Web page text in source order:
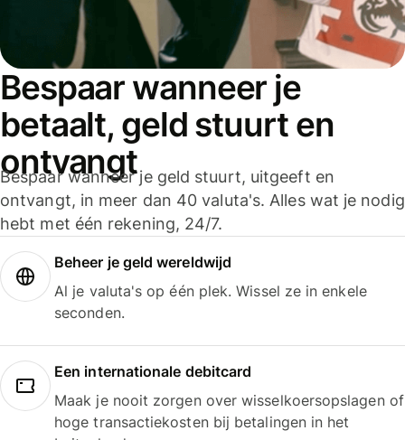
Bespaar wanneer je
betaalt, geld stuurt en
ontvangt
Bespaar wanneer je geld stuurt, uitgeeft en
ontvangt, in meer dan 40 valuta's. Alles wat je nodig
hebt met één rekening, 24/7.
Beheer je geld wereldwijd
Al je valuta's op één plek. Wissel ze in enkele
seconden.
Een internationale debitcard
Maak je nooit zorgen over wisselkoersopslagen of
hoge transactiekosten bij betalingen in het